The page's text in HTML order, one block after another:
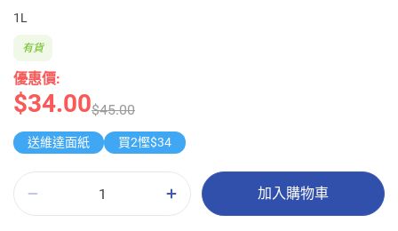
1L
優惠價:
$34.00$45.00
有貨
送維達面紙 買2慳$34
加入購物車